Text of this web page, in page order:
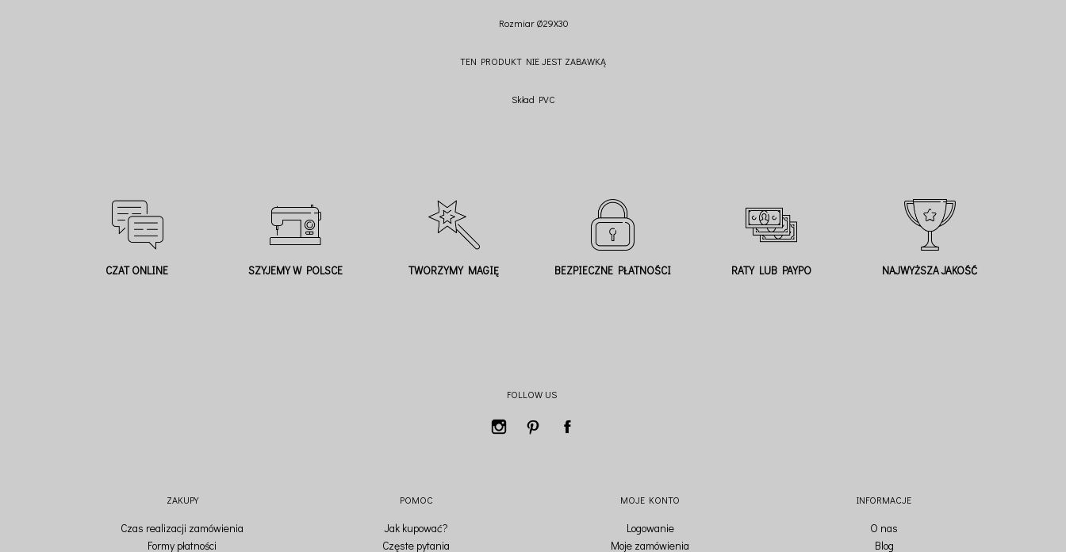
Rozmiar Ø29X30
TEN PRODUKT NIE JEST ZABAWKĄ
Skład PVC
CZAT ONLINE SZYJEMY W POLSCE TWORZYMY MAGIĘ BEZPIECZNE PŁATNOŚCI RATY LUB PAYPO NAJWYŻSZA JAKOŚĆ
FOLLOW US
ZAKUPY
Czas realizacji zamówienia
Formy płatności
POMOC
Jak kupować?
Częste pytania
MOJE KONTO
Logowanie
Moje zamówienia
INFORMACJE
O nas
Blog